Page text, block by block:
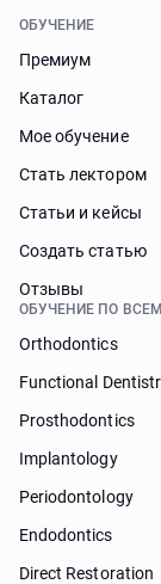
ОБУЧЕНИЕ
Премиум
Каталог
Мое обучение
Стать лектором
Статьи и кейсы
Cоздать статью
Отзывы
ОБУЧЕНИЕ ПО
Orthodontics
Functional
Prosthodontics
Implantology
Periodontology
Endodontics
Direct Restoration